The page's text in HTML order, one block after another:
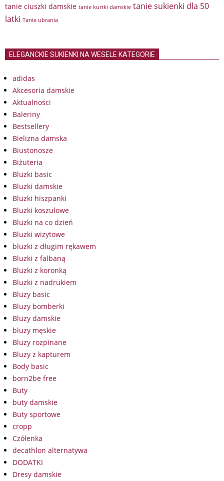
tanie ciuszki damskie tanie kurtki damskie tanie sukienki dla 50
latki Tanie ubrania
ELEGANCKIE SUKIENKI NA WESELE KATEGORIE
adidas
Akcesoria damskie
Aktualności
Baleriny
Bestsellery
Bielizna damska
Biustonosze
Biżuteria
Bluzki basic
Bluzki damskie
Bluzki hiszpanki
Bluzki koszulowe
Bluzki na co dzień
Bluzki wizytowe
bluzki z długim rękawem
Bluzki z falbaną
Bluzki z koronką
Bluzki z nadrukiem
Bluzy basic
Bluzy bomberki
Bluzy damskie
bluzy męskie
Bluzy rozpinane
Bluzy z kapturem
Body basic
born2be free
Buty
buty damskie
Buty sportowe
cropp
Czółenka
decathlon alternatywa
DODATKI
Dresy damskie